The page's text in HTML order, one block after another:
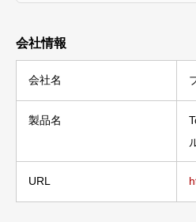
会社情報
会社名
製品名
URL